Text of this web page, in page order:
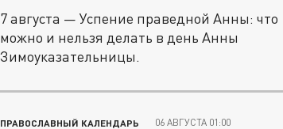
7 августа — Успение праведной Анны: что
можно и нельзя делать в день Анны
Зимоуказательницы.
ПРАВОСЛАВНЫЙ КАЛЕНДАРЬ 06 АВГУСТА 01:00